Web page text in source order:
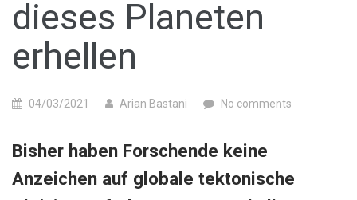
dieses Planeten
erhellen
04/03/2021 Arian Bastani No comments
Bisher haben Forschende keine
Anzeichen auf globale tektonische